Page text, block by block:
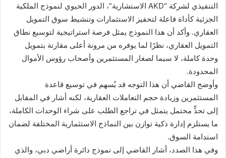
التنفيذي لشركة “AKD الاستشارية”، الدور الحيوي لنموذج الملكية
الجزئية كأداة فاعلة لتحفيز الاستثمارات وتنشيط سوق التمويل
العقاري. وأكد أن هذا النموذج يمثل فرصة استراتيجية لتوسيع نطاق
التمويل العقاري، نظرًا لما يوفره من مرونة أعلى مقارنة بتمويل
وحدة كاملة، لا سيما لصغار المستثمرين وأصحاب رؤوس الأموال
المحدودة.
وأوضح القاضي أن هذا التوجه قد يُسهم في توسيع قاعدة
المستثمرين وزيادة حجم التعاملات العقارية، لكنه أشار في المقابل
إلى تحدٍّ محتمل يتمثل في تراجع الطلب على شراء الوحدات الكاملة،
ما يستلزم إدارة ذكية توازن بين النماذج الاستثمارية المختلفة لضمان
استدامة السوق.
وفي هذا الصدد، أشار القاضي إلى نموذج دائرة أراضي دبي، والذي